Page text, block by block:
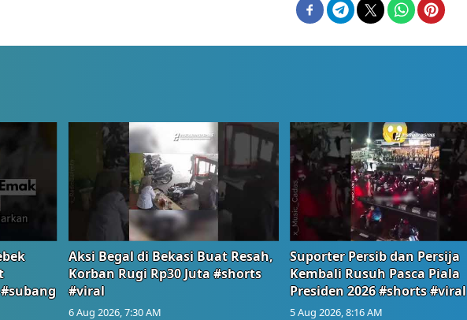
Aksi Begal di Bekasi Buat Resah,
Korban Rugi Rp30 Juta #shorts
#viral
6 Aug 2026, 7:30 AM
Suporter Persib dan Persija
Kembali Rusuh Pasca Piala
Presiden 2026 #shorts #viral
5 Aug 2026, 8:16 AM